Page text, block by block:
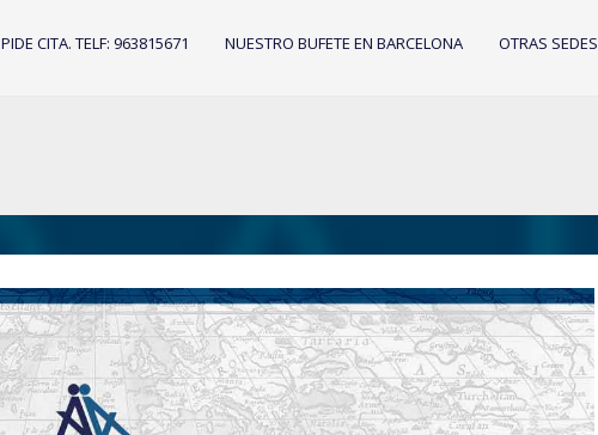
PIDE CITA. TELF: 963815671 NUESTRO BUFETE EN BARCELONA OTRAS SEDES